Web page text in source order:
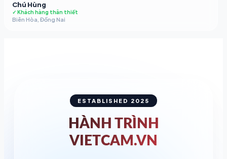
Chú Hùng
✓ Khách hàng thân thiết
Biên Hòa, Đồng Nai
ESTABLISHED 2025
HÀNH TRÌNH
VIETCAM.VN